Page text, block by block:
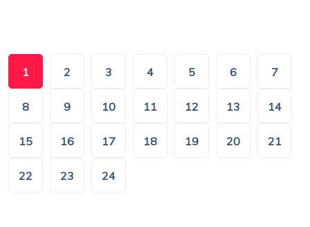
1 2 3 4 5 6 7
8 9 10 11 12 13 14
15 16 17 18 19 20 21
22 23 24